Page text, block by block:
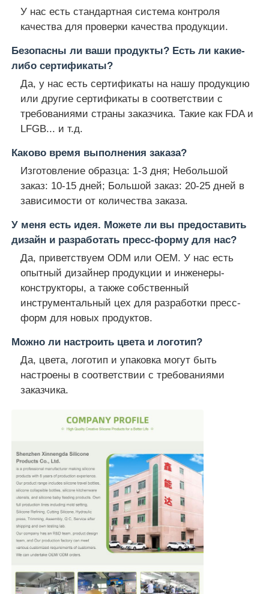
У нас есть стандартная система контроля
качества для проверки качества продукции.
Безопасны ли ваши продукты? Есть ли какие-
либо сертификаты?
Да, у нас есть сертификаты на нашу продукцию
или другие сертификаты в соответствии с
требованиями страны заказчика. Такие как FDA и
LFGB... и т.д.
Каково время выполнения заказа?
Изготовление образца: 1-3 дня; Небольшой
заказ: 10-15 дней; Большой заказ: 20-25 дней в
зависимости от количества заказа.
У меня есть идея. Можете ли вы предоставить
дизайн и разработать пресс-форму для нас?
Да, приветствуем ODM или OEM. У нас есть
опытный дизайнер продукции и инженеры-
конструкторы, а также собственный
инструментальный цех для разработки пресс-
форм для новых продуктов.
Можно ли настроить цвета и логотип?
Да, цвета, логотип и упаковка могут быть
настроены в соответствии с требованиями
заказчика.